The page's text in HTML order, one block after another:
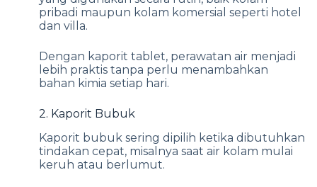
pribadi maupun kolam komersial seperti hotel
dan villa.
Dengan kaporit tablet, perawatan air menjadi
lebih praktis tanpa perlu menambahkan
bahan kimia setiap hari.
2. Kaporit Bubuk
Kaporit bubuk sering dipilih ketika dibutuhkan
tindakan cepat, misalnya saat air kolam mulai
keruh atau berlumut.